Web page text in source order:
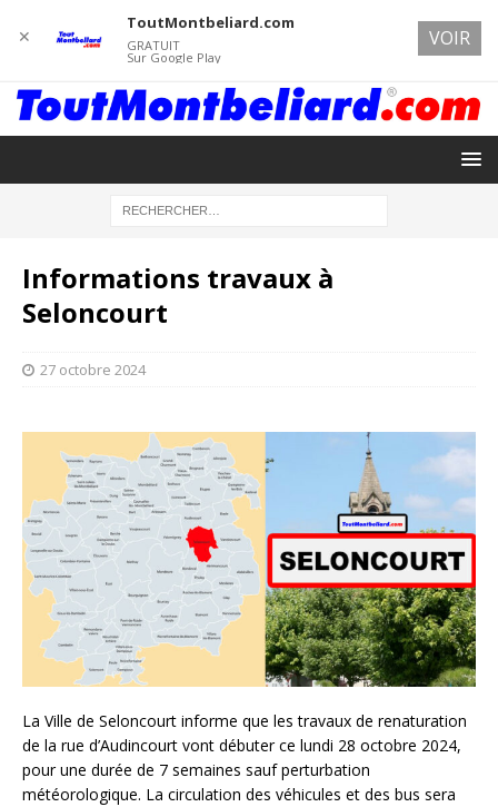
Informations travaux à
Seloncourt
27 octobre 2024
La Ville de Seloncourt informe que les travaux de renaturation
de la rue d’Audincourt vont débuter ce lundi 28 octobre 2024,
pour une durée de 7 semaines sauf perturbation
météorologique. La circulation des véhicules et des bus sera
✕
ToutMontbeliard.com
GRATUIT
Sur Google Play
VOIR